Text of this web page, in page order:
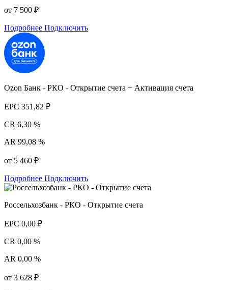
от 7 500 ₽
Подробнее Подключить
Ozon Банк - РКО - Открытие счета + Активация счета
EPC 351,82 ₽
CR 6,30 %
AR 99,08 %
от 5 460 ₽
Подробнее Подключить
Россельхозбанк - РКО - Открытие счета
EPC 0,00 ₽
CR 0,00 %
AR 0,00 %
от 3 628 ₽